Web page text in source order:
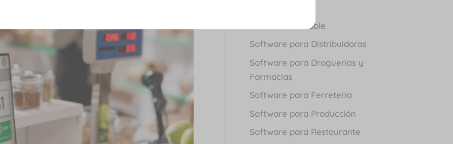
Software Contable
Software para Distribuidoras
Software para Droguerías y
Farmacias
Software para Ferretería
Software para Producción
Software para Restaurante